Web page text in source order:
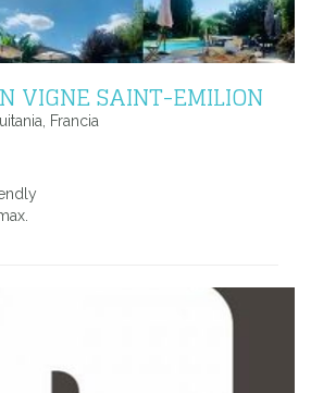
VIGNE SAINT-EMILION
Francia